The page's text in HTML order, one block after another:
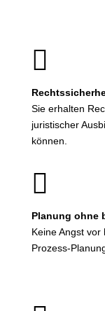

Sie erhalten
juristischer
können.

Planung ohne
Keine Angst
Prozess-